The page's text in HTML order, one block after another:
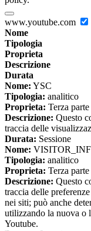
www.youtube.com
Nome
Tipologia
Proprieta
Descrizione
Durata
Nome: YSC
Tipologia: analitico
Proprieta: Terza parte
Descrizione: Questo
traccia delle
Durata: Sessione
Nome:
Tipologia: analitico
Proprieta: Terza parte
Descrizione: Questo
traccia delle
nei siti; può anche
utilizzando la nuova o
Youtube.